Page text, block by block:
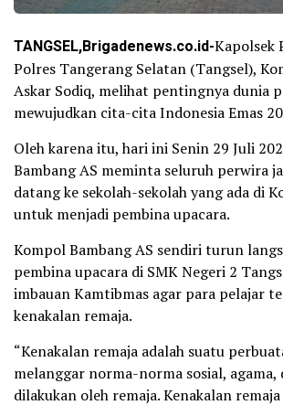
TANGSEL,Brigadenews.co.id-Kapolsek
Polres Tangerang Selatan (Tangsel),
Askar Sodiq, melihat pentingnya dunia
mewujudkan cita-cita Indonesia Emas
Oleh karena itu, hari ini Senin 29 Juli
Bambang AS meminta seluruh perwira
datang ke sekolah-sekolah yang ada di
untuk menjadi pembina upacara.
Kompol Bambang AS sendiri turun
pembina upacara di SMK Negeri 2
imbauan Kamtibmas agar para pelajar
kenakalan remaja.
“Kenakalan remaja adalah suatu
melanggar norma-norma sosial, agama,
dilakukan oleh remaja. Kenakalan